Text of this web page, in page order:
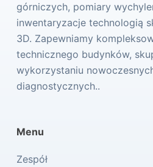
górniczych, pomiary
inwentaryzacje technologią
3D. Zapewniamy
technicznego budynków,
wykorzystaniu
diagnostycznych..
Menu
Zespół